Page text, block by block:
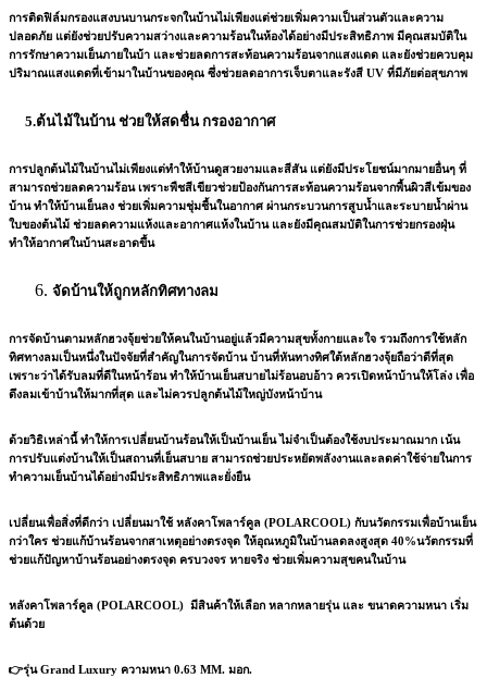
การติดฟิล์มกรองแสงบนบานกระจกในบ้านไม่เพียงแต่ช่วยเพิ่มความเป็นส่วนตัวและความ
ปลอดภัย แต่ยังช่วยปรับความสว่างและความร้อนในห้องได้อย่างมีประสิทธิภาพ มีคุณสมบัติใน
การรักษาความเย็นภายในบ้า และช่วยลดการสะท้อนความร้อนจากแสงแดด และยังช่วยควบคุม
ปริมาณแสงแดดที่เข้ามาในบ้านของคุณ ซึ่งช่วยลดอาการเจ็บตาและรังสี UV ที่มีภัยต่อสุขภาพ
5.ต้นไม้ในบ้าน ช่วยให้สดชื่น กรองอากาศ
การปลูกต้นไม้ในบ้านไม่เพียงแต่ทำให้บ้านดูสวยงามและสีสัน แต่ยังมีประโยชน์มากมายอื่นๆ ที่
สามารถช่วยลดความร้อน เพราะพืชสีเขียวช่วยป้องกันการสะท้อนความร้อนจากพื้นผิวสีเข้มของ
บ้าน ทำให้บ้านเย็นลง ช่วยเพิ่มความชุ่มชื้นในอากาศ ผ่านกระบวนการสูบน้ำและระบายน้ำผ่าน
ใบของต้นไม้ ช่วยลดความแห้งและอากาศแห้งในบ้าน และยังมีคุณสมบัติในการช่วยกรองฝุ่น
ทำให้อากาศในบ้านสะอาดขึ้น
จัดบ้านให้ถูกหลักทิศทางลม
การจัดบ้านตามหลักฮวงจุ้ยช่วยให้คนในบ้านอยู่แล้วมีความสุขทั้งกายและใจ รวมถึงการใช้หลัก
ทิศทางลมเป็นหนึ่งในปัจจัยที่สำคัญในการจัดบ้าน บ้านที่หันทางทิศใต้หลักฮวงจุ้ยถือว่าดีที่สุด
เพราะว่าได้รับลมที่ดีในหน้าร้อน ทำให้บ้านเย็นสบายไม่ร้อนอบอ้าว ควรเปิดหน้าบ้านให้โล่ง เพื่อ
ดึงลมเข้าบ้านให้มากที่สุด และไม่ควรปลูกต้นไม้ใหญ่บังหน้าบ้าน
ด้วยวิธิเหล่านี้ ทำให้การเปลี่ยนบ้านร้อนให้เป็นบ้านเย็น ไม่จำเป็นต้องใช้งบประมาณมาก เน้น
การปรับแต่งบ้านให้เป็นสถานที่เย็นสบาย สามารถช่วยประหยัดพลังงานและลดค่าใช้จ่ายในการ
ทำความเย็นบ้านได้อย่างมีประสิทธิภาพและยั่งยืน
เปลี่ยนเพื่อสิ่งที่ดีกว่า เปลี่ยนมาใช้ หลังคาโพลาร์คูล (POLARCOOL) กับนวัตกรรมเพื่อบ้านเย็น
กว่าใคร ช่วยแก้บ้านร้อนจากสาเหตุอย่างตรงจุด ให้อุณหภูมิในบ้านลดลงสูงสุด 40%นวัตกรรมที่
ช่วยแก้ปัญหาบ้านร้อนอย่างตรงจุด ครบวงจร หายจริง ช่วยเพิ่มความสุขคนในบ้าน
หลังคาโพลาร์คูล (POLARCOOL) มีสินค้าให้เลือก หลากหลายรุ่น และ ขนาดความหนา เริ่ม
ต้นด้วย
👉รุ่น Grand Luxury ความหนา 0.63 MM. มอก.